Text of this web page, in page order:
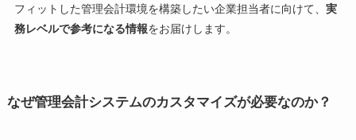
フィットした管理会計環境を構築したい企業担当者に向けて、 実
務レベルで参考になる情報をお届けします。
なぜ管理会計システムのカスタマイズが必要なのか？